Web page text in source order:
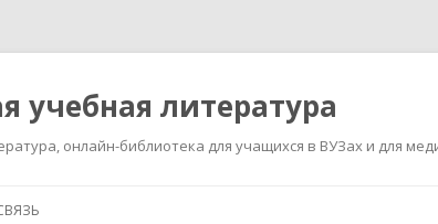
учебная литература
онлайн-библиотека для учащихся в ВУЗах и для